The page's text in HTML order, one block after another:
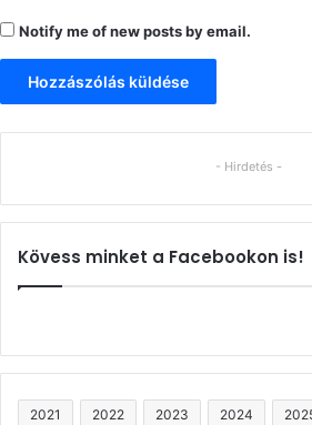
Notify me of new posts by email.
- Hirdetés -
Kövess minket a Facebookon is!
2021 2022 2023 2024